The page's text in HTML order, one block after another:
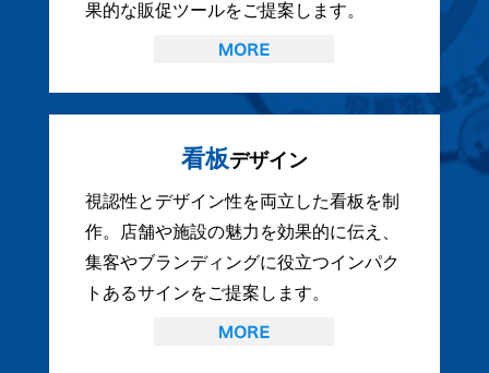
果的な販促ツールをご提案します。
看板デザイン
視認性とデザイン性を両立した看板を制
作。店舗や施設の魅力を効果的に伝え、
集客やブランディングに役立つインパク
トあるサインをご提案します。